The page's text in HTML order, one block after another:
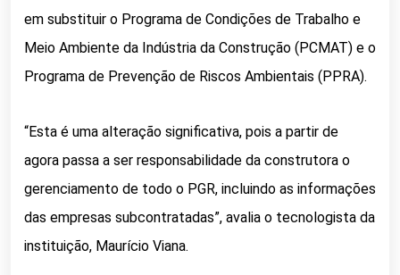
em substituir o Programa de Condições de Trabalho e
Meio Ambiente da Indústria da Construção (PCMAT) e o
Programa de Prevenção de Riscos Ambientais (PPRA).
“Esta é uma alteração significativa, pois a partir de
agora passa a ser responsabilidade da construtora o
gerenciamento de todo o PGR, incluindo as informações
das empresas subcontratadas”, avalia o tecnologista da
instituição, Maurício Viana.